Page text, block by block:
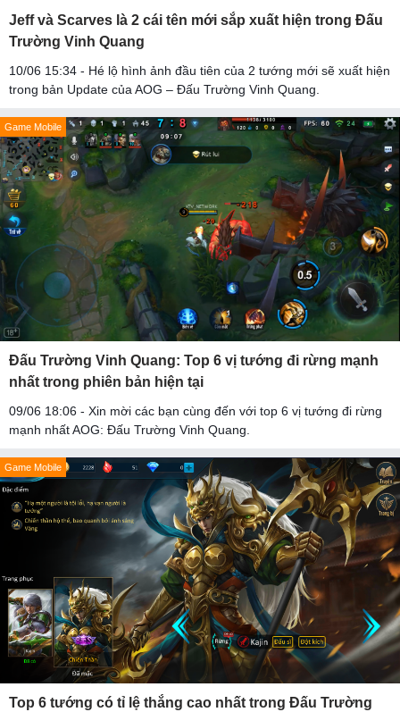
Jeff và Scarves là 2 cái tên mới sắp xuất hiện trong Đấu
Trường Vinh Quang
10/06 15:34 - Hé lộ hình ảnh đầu tiên của 2 tướng mới sẽ xuất hiện
trong bản Update của AOG – Đấu Trường Vinh Quang.
Game Mobile
Đấu Trường Vinh Quang: Top 6 vị tướng đi rừng mạnh
nhất trong phiên bản hiện tại
09/06 18:06 - Xin mời các bạn cùng đến với top 6 vị tướng đi rừng
mạnh nhất AOG: Đấu Trường Vinh Quang.
Game Mobile
Top 6 tướng có tỉ lệ thắng cao nhất trong Đấu Trường